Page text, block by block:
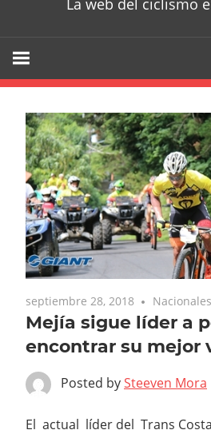
La web del ciclismo
septiembre 28, 2018 Nacionales
Mejía sigue líder a
encontrar su mejor
Posted bySteeven Mora
El actual líder del Trans